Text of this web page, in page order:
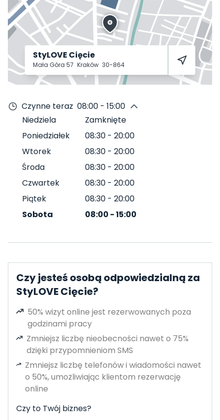
StyLOVE Cięcie
Mała Góra 57 Kraków 30-864
Czynne teraz 08:00 - 15:00
Niedziela
Zamknięte
Poniedziałek
08:30 - 20:00
Wtorek
08:30 - 20:00
Środa
08:30 - 20:00
Czwartek
08:30 - 20:00
Piątek
08:30 - 20:00
Sobota
08:00 -15:00
Czy jesteś osobą odpowiedzialną za
StyLOVE Cięcie?
50% wizyt online jest rezerwowanych poza
godzinami pracy
Zmniejsz liczbę nieobecności nawet o 75%
dzięki przypomnieniom SMS
Zmniejsz liczbę telefonów i wiadomości nawet
o 50%, umożliwiając klientom rezerwację
online
Czy to Twój biznes?